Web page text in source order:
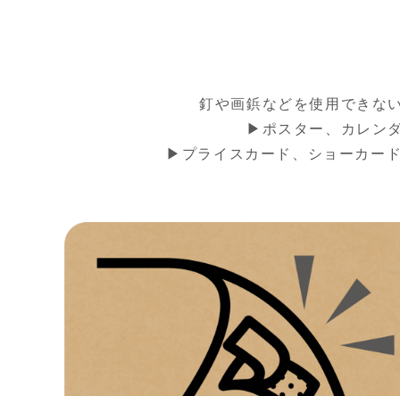
釘や画鋲などを使用できな
▶ポスター、カレン
▶プライスカード、ショーカー